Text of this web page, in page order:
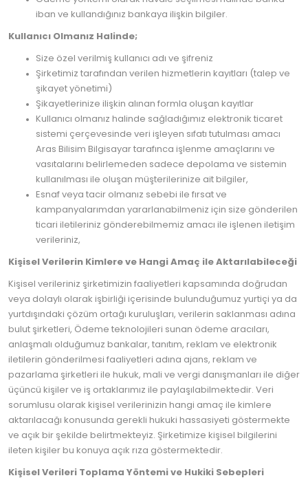
iban ve kullandığınız bankaya ilişkin bilgiler.
Kullanıcı Olmanız Halinde;
Size özel verilmiş kullanıcı adı ve şifreniz
Şirketimiz tarafından verilen hizmetlerin kayıtları (talep ve
şikayet yönetimi)
Şikayetlerinize ilişkin alınan formla oluşan kayıtlar
Kullanıcı olmanız halinde sağladığımız elektronik ticaret
sistemi çerçevesinde veri işleyen sıfatı tutulması amacı
Aras Bilisim Bilgisayar tarafınca işlenme amaçlarını ve
vasıtalarını belirlemeden sadece depolama ve sistemin
kullanılması ile oluşan müşterilerinize ait bilgiler,
Esnaf veya tacir olmanız sebebi ile fırsat ve
kampanyalarımdan yararlanabilmeniz için size gönderilen
ticari iletileriniz gönderebilmemiz amacı ile işlenen iletişim
verileriniz,
Kişisel Verilerin Kimlere ve Hangi Amaç ile Aktarılabileceği
Kişisel verileriniz şirketimizin faaliyetleri kapsamında doğrudan
veya dolaylı olarak işbirliği içerisinde bulunduğumuz yurtiçi ya da
yurtdışındaki çözüm ortağı kuruluşları, verilerin saklanması adına
bulut şirketleri, Ödeme teknolojileri sunan ödeme aracıları,
anlaşmalı olduğumuz bankalar, tanıtım, reklam ve elektronik
iletilerin gönderilmesi faaliyetleri adına ajans, reklam ve
pazarlama şirketleri ile hukuk, mali ve vergi danışmanları ile diğer
üçüncü kişiler ve iş ortaklarımız ile paylaşılabilmektedir. Veri
sorumlusu olarak kişisel verilerinizin hangi amaç ile kimlere
aktarılacağı konusunda gerekli hukuki hassasiyeti göstermekte
ve açık bir şekilde belirtmekteyiz. Şirketimize kişisel bilgilerini
ileten kişiler bu konuya açık rıza göstermektedir.
Kişisel Verileri Toplama Yöntemi ve Hukiki Sebepleri